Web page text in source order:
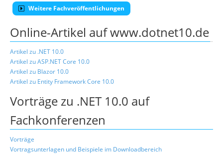
Weitere Fachveröffentlichungen
Online-Artikel auf www.dotnet10.de
Artikel zu .NET 10.0
Artikel zu ASP.NET Core 10.0
Artikel zu Blazor 10.0
Artikel zu Entity Framework Core 10.0
Vorträge zu .NET 10.0 auf
Fachkonferenzen
Vorträge
Vortragsunterlagen und Beispiele im Downloadbereich